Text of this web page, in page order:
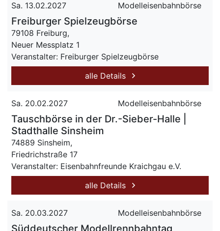
Sa. 13.02.2027 Modelleisenbahnbörse
Freiburger Spielzeugbörse
79108 Freiburg,
Neuer Messplatz 1
Veranstalter: Freiburger Spielzeugbörse
alle Details
Sa. 20.02.2027 Modelleisenbahnbörse
Tauschbörse in der Dr.-Sieber-Halle |
Stadthalle Sinsheim
74889 Sinsheim,
Friedrichstraße 17
Veranstalter: Eisenbahnfreunde Kraichgau e.V.
alle Details
Sa. 20.03.2027 Modelleisenbahnbörse
Süddeutscher Modellrennbahntag